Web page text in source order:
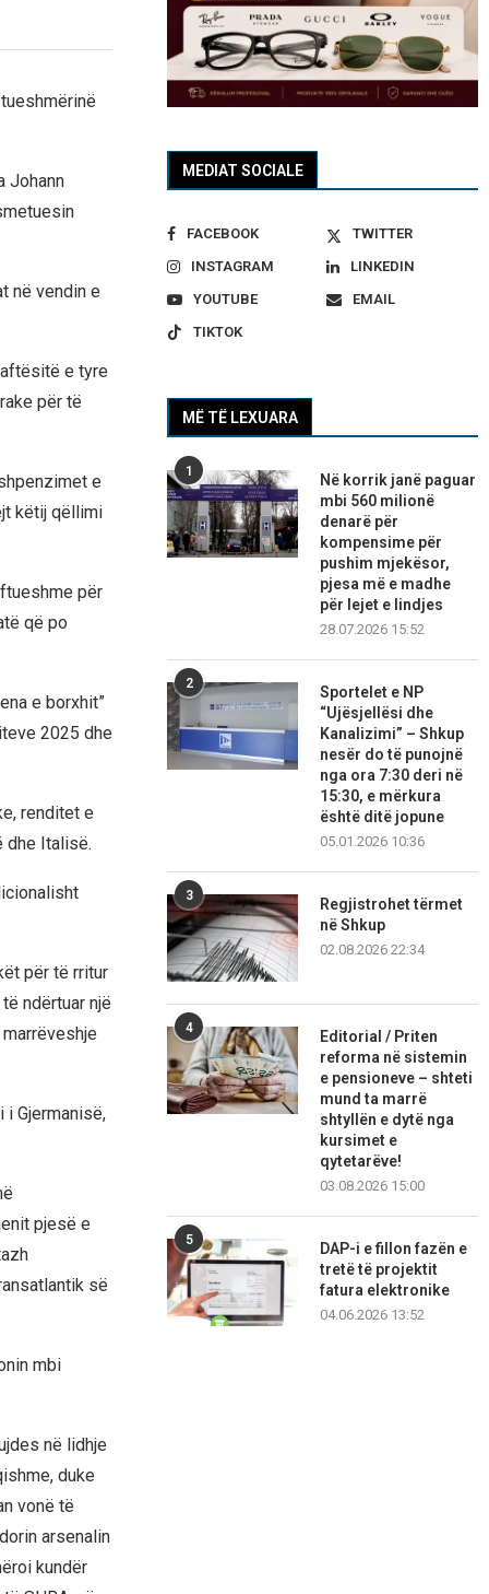
Johann
në vendin e
e tyre
për të
e
këtij qëllimi
për
që po
e borxhit”
2025 dhe
renditet e
dhe Italisë.
për të rritur
ndërtuar një
i Gjermanisë,
pjesë e
së
mbi
në lidhje
duke
vonë të
arsenalin
kundër
MEDIAT SOCIALE
FACEBOOK
TWITTER
INSTAGRAM
LINKEDIN
YOUTUBE
EMAIL
TIKTOK
MË TË LEXUARA
1
Në korrik janë paguar
mbi 560 milionë
denarë për
kompensime për
pushim mjekësor,
pjesa më e madhe
për lejet e lindjes
28.07.2026 15:52
2
Sportelet e NP
“Ujësjellësi dhe
Kanalizimi” – Shkup
nesër do të punojnë
nga ora 7:30 deri në
15:30, e mërkura
është ditë jopune
05.01.2026 10:36
3
Regjistrohet tërmet
në Shkup
02.08.2026 22:34
4
Editorial / Priten
reforma në sistemin
e pensioneve – shteti
mund ta marrë
shtyllën e dytë nga
kursimet e
qytetarëve!
03.08.2026 15:00
5
DAP-i e fillon fazën e
tretë të projektit
fatura elektronike
04.06.2026 13:52